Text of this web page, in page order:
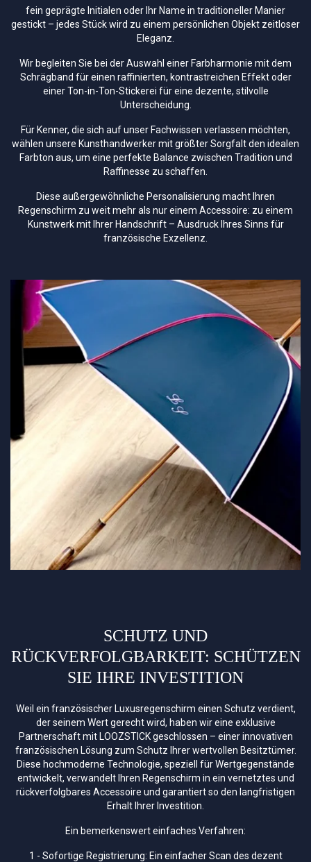
fein geprägte Initialen oder Ihr Name in traditioneller Manier
gestickt – jedes Stück wird zu einem persönlichen Objekt zeitloser
Eleganz.
Wir begleiten Sie bei der Auswahl einer Farbharmonie mit dem
Schrägband für einen raffinierten, kontrastreichen Effekt oder
einer Ton-in-Ton-Stickerei für eine dezente, stilvolle
Unterscheidung.
Für Kenner, die sich auf unser Fachwissen verlassen möchten,
wählen unsere Kunsthandwerker mit größter Sorgfalt den idealen
Farbton aus, um eine perfekte Balance zwischen Tradition und
Raffinesse zu schaffen.
Diese außergewöhnliche Personalisierung macht Ihren
Regenschirm zu weit mehr als nur einem Accessoire: zu einem
Kunstwerk mit Ihrer Handschrift – Ausdruck Ihres Sinns für
französische Exzellenz.
SCHUTZ UND
RÜCKVERFOLGBARKEIT: SCHÜTZEN
SIE IHRE INVESTITION
Weil ein französischer Luxusregenschirm einen Schutz verdient,
der seinem Wert gerecht wird, haben wir eine exklusive
Partnerschaft mit LOOZSTICK geschlossen – einer innovativen
französischen Lösung zum Schutz Ihrer wertvollen Besitztümer.
Diese hochmoderne Technologie, speziell für Wertgegenstände
entwickelt, verwandelt Ihren Regenschirm in ein vernetztes und
rückverfolgbares Accessoire und garantiert so den langfristigen
Erhalt Ihrer Investition.
Ein bemerkenswert einfaches Verfahren:
1 - Sofortige Registrierung: Ein einfacher Scan des dezent